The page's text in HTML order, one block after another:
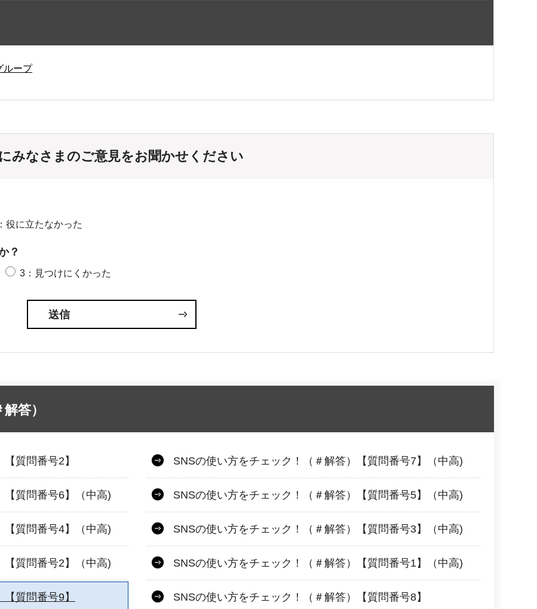
ループ
みなさまのご意見をお聞かせください
役に立たなかった
？
3：見つけにくかった
答）
質問番号2】 SNSの使い方をチェック！（＃解答）【質問番号7】（中高)
【質問番号6】（中高) SNSの使い方をチェック！（＃解答）【質問番号5】（中高)
【質問番号4】（中高) SNSの使い方をチェック！（＃解答）【質問番号3】（中高)
【質問番号2】（中高) SNSの使い方をチェック！（＃解答）【質問番号1】（中高)
質問番号9】 SNSの使い方をチェック！（＃解答）【質問番号8】